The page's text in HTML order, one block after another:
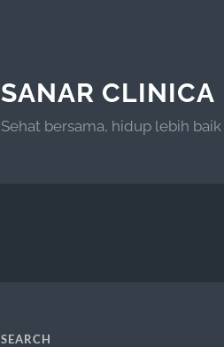
SANAR CLINICA
Sehat bersama, hidup lebih baik
SEARCH